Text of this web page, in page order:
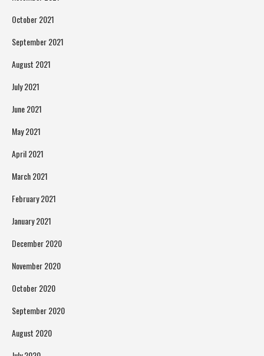
October 2021
September 2021
August 2021
July 2021
June 2021
May 2021
April 2021
March 2021
February 2021
January 2021
December 2020
November 2020
October 2020
September 2020
August 2020